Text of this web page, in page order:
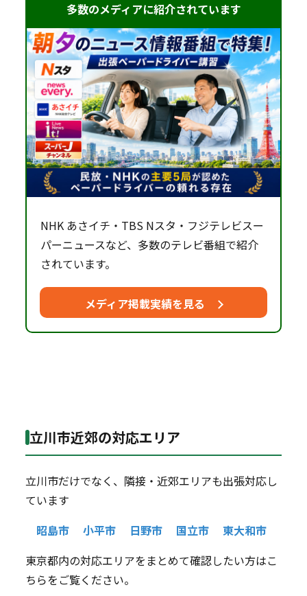
多数のメディアに紹介されています
NHK あさイチ・TBS Nスタ・フジテレビスー
パーニュースなど、多数のテレビ番組で紹介
されています。
メディア掲載実績を見る
立川市近郊の対応エリア
立川市だけでなく、隣接・近郊エリアも出張対応し
ています
昭島市
小平市 日野市 国立市
東大和市
東京都内の対応エリアをまとめて確認したい方はこ
ちらをご覧ください。